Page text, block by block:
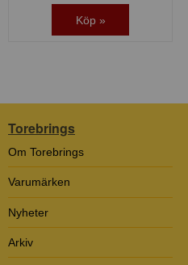
Köp »
Torebrings
Om Torebrings
Varumärken
Nyheter
Arkiv